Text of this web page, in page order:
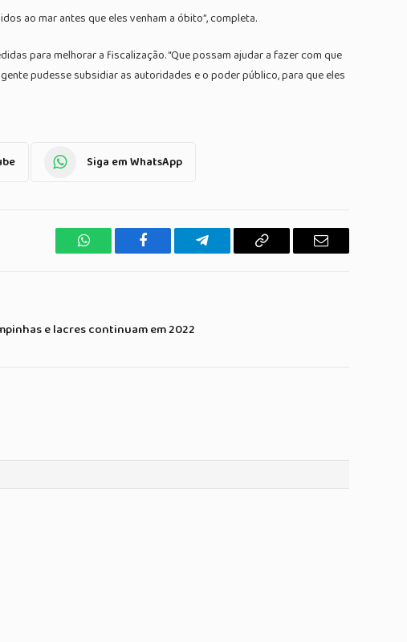
ao mar antes que eles venham a óbito”, completa.
para melhorar a fiscalização. “Que possam ajudar a fazer com que
pudesse subsidiar as autoridades e o poder público, para que eles
Siga em WhatsApp
WhatsAppFacebook TelegramaCopiar
E-
e lacres continuam em 2022